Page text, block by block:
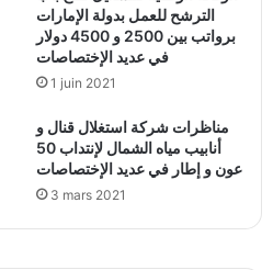
الترشح للعمل بدولة الإمارات
برواتب بين 2500 و 4500 دولار
في عديد الإختصاصات
1 juin 2021
مناظرات شركة استغلال قنال و
أنابيب مياه الشمال لإنتداب 50
عون و إطار في عديد الإختصاصات
3 mars 2021